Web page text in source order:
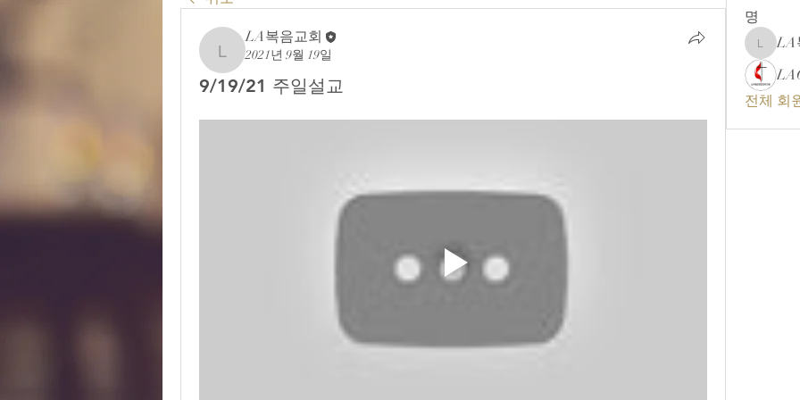
LA복음교회
LA복음교회
2021년 9월 19일
9/19/21 주일설교
명
LA복음
LA
전체 회